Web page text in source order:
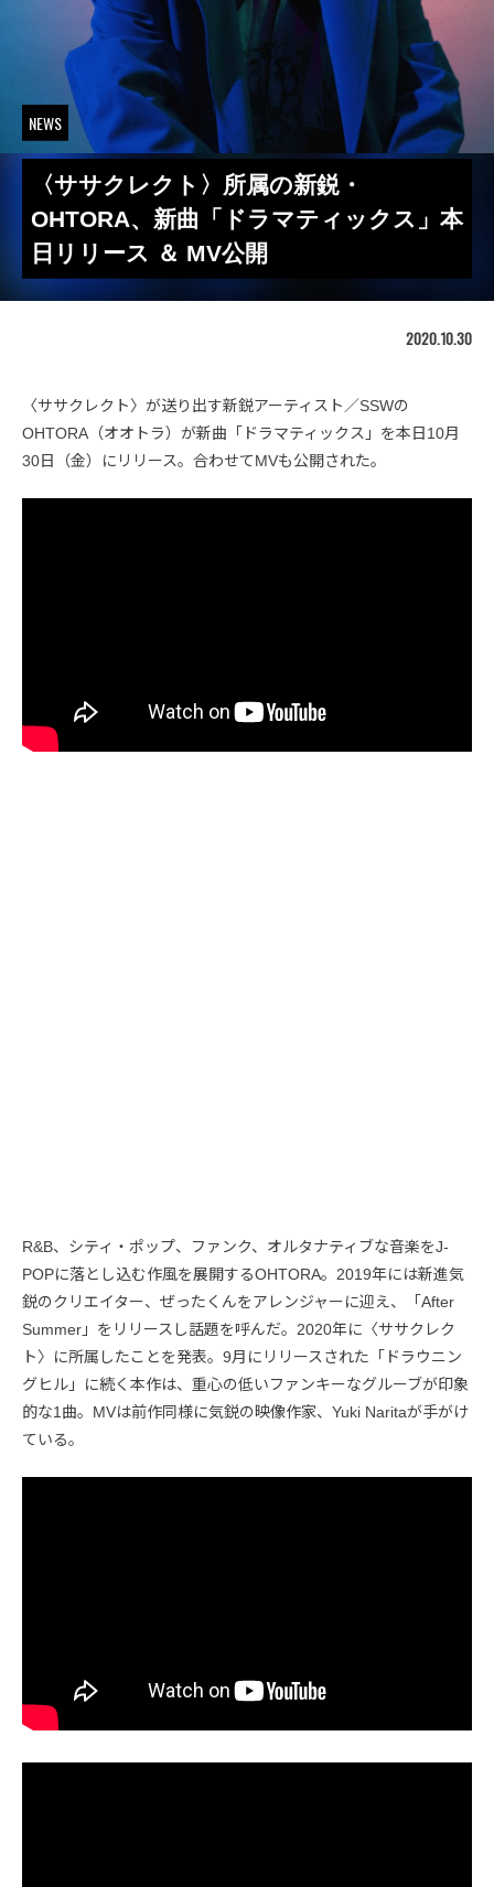
NEWS
〈ササクレクト〉所属の新鋭・
OHTORA、新曲「ドラマティックス」本
日リリース ＆ MV公開
2020.10.30
〈ササクレクト〉が送り出す新鋭アーティスト／SSWの
OHTORA（オオトラ）が新曲「ドラマティックス」を本日10月
30日（金）にリリース。合わせてMVも公開された。
R&B、シティ・ポップ、ファンク、オルタナティブな音楽をJ-
POPに落とし込む作風を展開するOHTORA。2019年には新進気
鋭のクリエイター、ぜったくんをアレンジャーに迎え、「After
Summer」をリリースし話題を呼んだ。2020年に〈ササクレク
ト〉に所属したことを発表。9月にリリースされた「ドラウニン
グヒル」に続く本作は、重心の低いファンキーなグルーブが印象
的な1曲。MVは前作同様に気鋭の映像作家、Yuki Naritaが手がけ
ている。